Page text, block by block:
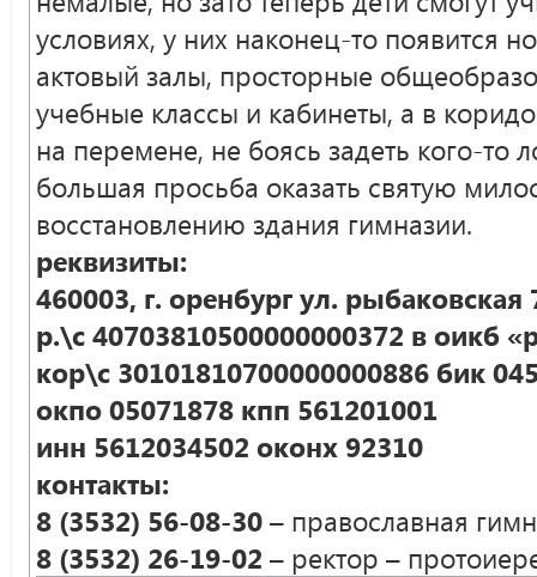
условиях, у них наконец-то появится
актовый залы, просторные
учебные классы и кабинеты, а в
на перемене, не боясь задеть кого-то
большая просьба оказать святую
восстановлению здания гимназии.
реквизиты:
460003, г. оренбург ул. рыбаковская
р.\с 40703810500000000372 в оикб
кор\с 30101810700000000886 бик
окпо 05071878 кпп 561201001
инн 5612034502 оконх 92310
контакты:
8 (3532) 56-08-30– православная
8 (3532) 26-19-02 – ректор –